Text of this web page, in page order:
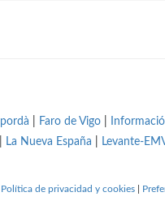
Faro de Vigo
La Nueva España Levante-
Política de privacidad y cookies